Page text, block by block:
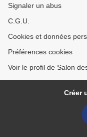
Signaler un abus
C.G.U.
Cookies et données
Préférences cookies
Voir le profil de Salon
Créer